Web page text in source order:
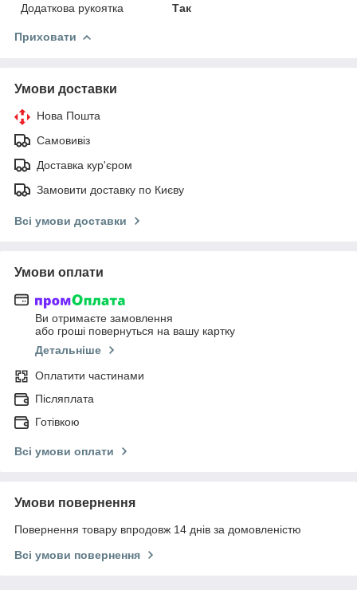
Додаткова рукоятка
Так
Приховати
Умови доставки
Нова Пошта
Самовивіз
Доставка кур'єром
Замовити доставку по Києву
Всі умови доставки
Умови оплати
Ви отримаєте замовлення
або гроші повернуться на вашу картку
Детальніше
Оплатити частинами
Післяплата
Готівкою
Всі умови оплати
Умови повернення
Повернення товару впродовж 14 днів за домовленістю
Всі умови повернення